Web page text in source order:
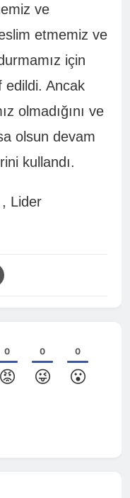
ve
etmemiz ve
için
edildi. Ancak
olmadığını ve
olsun devam
kullandı.
Lider
0
😡
0
😜
0
😮